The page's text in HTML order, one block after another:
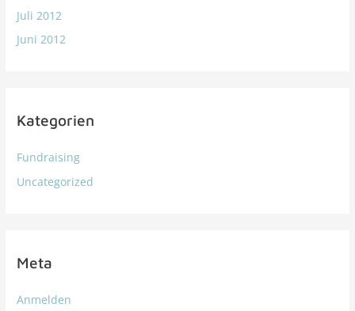
Juli 2012
Juni 2012
Kategorien
Fundraising
Uncategorized
Meta
Anmelden